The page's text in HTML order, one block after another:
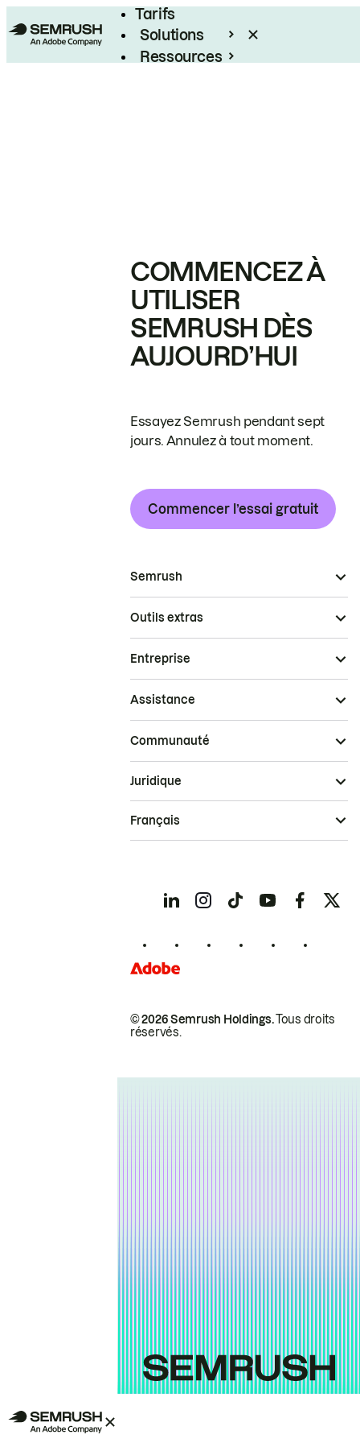
Tarifs
Solutions
Ressources
COMMENCEZ À
UTILISER
SEMRUSH DÈS
AUJOURD’HUI
Essayez Semrush pendant sept
jours. Annulez à tout moment.
Commencer l’essai gratuit
Semrush
Outils extras
Entreprise
Assistance
Communauté
© 2026 Semrush Holdings.Tous droits
réservés.
Juridique
Français